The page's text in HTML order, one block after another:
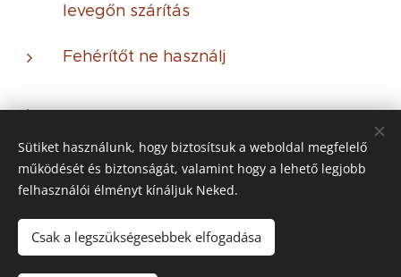
levegőn szárítás
Fehérítőt ne használj
© 2021 Minden jog
fenntartva
Sütiket használunk, hogy biztosítsuk a weboldal megfelelő
működését és biztonságát, valamint hogy a lehető legjobb
felhasználói élményt kínáljuk Neked.
Csak a legszükségesebbek elfogadása